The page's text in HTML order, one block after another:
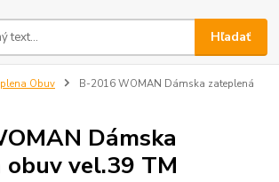
Hľadať
Obuv
B-2016 WOMAN Dámska zateplená
Dámska
vel.39 TM